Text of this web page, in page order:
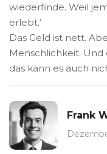
wiederfinde. Weil
erlebt.‘
Das Geld ist nett.
Menschlichkeit. Und
das kann es auch
Frank